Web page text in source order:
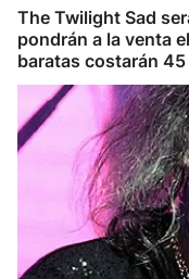
The Twilight Sad
pondrán a la venta
baratas costarán